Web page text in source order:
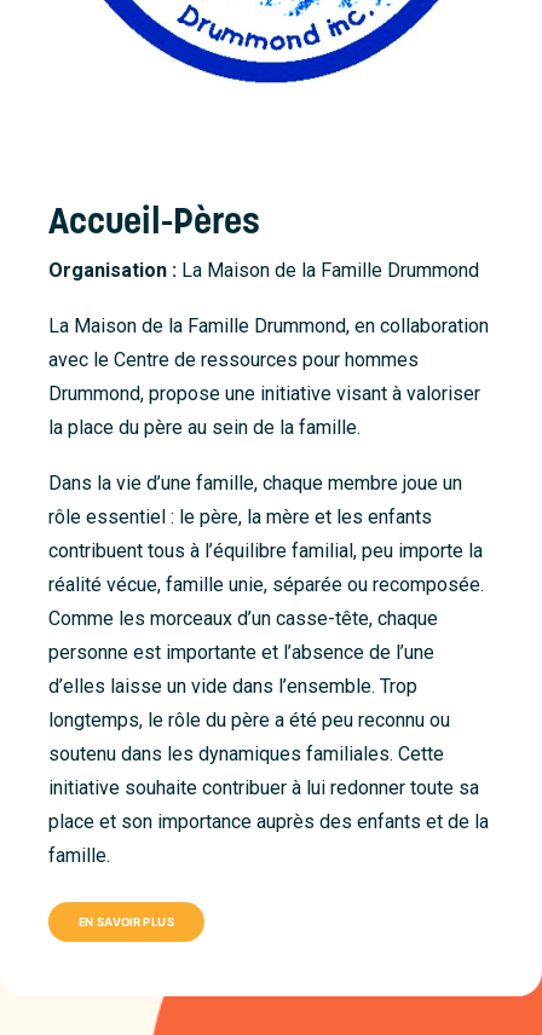
Accueil-Pères
Organisation : La Maison de la Famille Drummond
La Maison de la Famille Drummond, en collaboration
avec le Centre de ressources pour hommes
Drummond, propose une initiative visant à valoriser
la place du père au sein de la famille.
Dans la vie d’une famille, chaque membre joue un
rôle essentiel : le père, la mère et les enfants
contribuent tous à l’équilibre familial, peu importe la
réalité vécue, famille unie, séparée ou recomposée.
Comme les morceaux d’un casse-tête, chaque
personne est importante et l’absence de l’une
d’elles laisse un vide dans l’ensemble. Trop
longtemps, le rôle du père a été peu reconnu ou
soutenu dans les dynamiques familiales. Cette
initiative souhaite contribuer à lui redonner toute sa
place et son importance auprès des enfants et de la
famille.
EN SAVOIR PLUS